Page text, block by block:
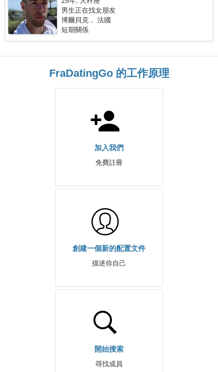
男生正在找女朋友
博爾貝克， 法國
短期關係
FraDatingGo 的工作原理
加入我們
免費註冊
創建一個新的配置文件
描述你自己
開始搜索
尋找成員